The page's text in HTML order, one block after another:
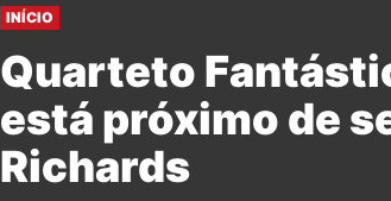
INÍCIO
Quarteto
está próximo de
Richards